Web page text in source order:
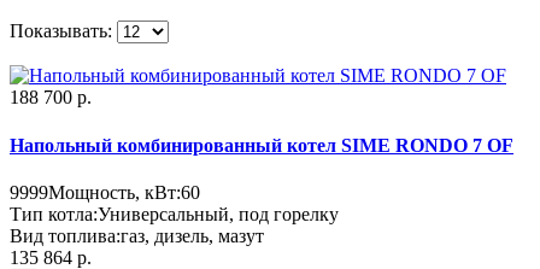
Показывать:
188 700 р.
Напольный комбинированный котел SIME RONDO 7 OF
9999Мощность, кВт:60
Тип котла:Универсальный, под горелку
Вид топлива:газ, дизель, мазут
135 864 р.